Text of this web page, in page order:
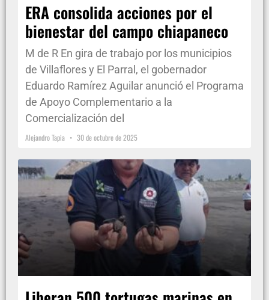
ERA consolida acciones por el
bienestar del campo chiapaneco
M de R En gira de trabajo por los municipios
de Villaflores y El Parral, el gobernador
Eduardo Ramírez Aguilar anunció el Programa
de Apoyo Complementario a la
Comercialización del
Alejandro Tapia 30 de octubre de 2025